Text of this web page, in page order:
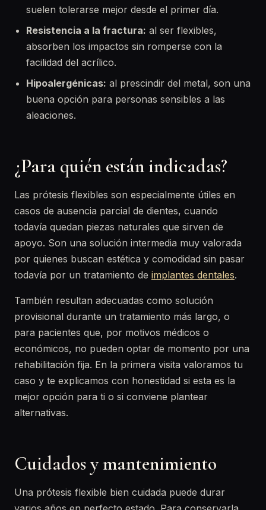
suelen tolerarse mejor desde el primer día.
Resistencia a la fractura: al ser flexibles,
absorben los impactos sin romperse con la
facilidad del acrílico.
Hipoalergénicas: al prescindir del metal, son una
buena opción para personas sensibles a las
aleaciones.
¿Para quién están indicadas?
Las prótesis flexibles son especialmente útiles en
casos de ausencia parcial de dientes, cuando
todavía quedan piezas naturales que sirven de
apoyo. Son una solución intermedia muy valorada
por quienes buscan estética y comodidad sin pasar
todavía por un tratamiento de implantes dentales.
También resultan adecuadas como solución
provisional durante un tratamiento más largo, o
para pacientes que, por motivos médicos o
económicos, no pueden optar de momento por una
rehabilitación fija. En la primera visita valoramos tu
caso y te explicamos con honestidad si esta es la
mejor opción para ti o si conviene plantear
alternativas.
Cuidados y mantenimiento
Una prótesis flexible bien cuidada puede durar